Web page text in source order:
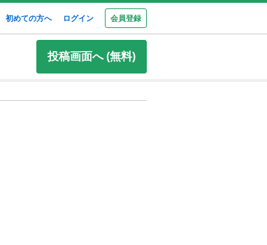
初めての方へ ログイン 会員登録
投稿画面へ (無料)